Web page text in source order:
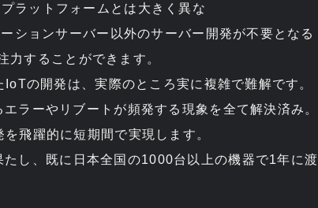
ラットフォームとは大きく異な
ションサーバー以外のサーバー開発が不要となる
力することができます。
の開発は、実際のところ実に複雑で難解です。
ラーやリブートが頻発する現象を全て解決済み。
飛躍的に短期間で実現します。
し、既に日本全国の1000台以上の機器で1年に渡